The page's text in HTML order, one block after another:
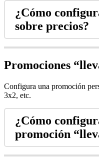
¿Cómo
sobre precios?
Promociones
Configura una promoción
3x2, etc.
¿Cómo
promoción